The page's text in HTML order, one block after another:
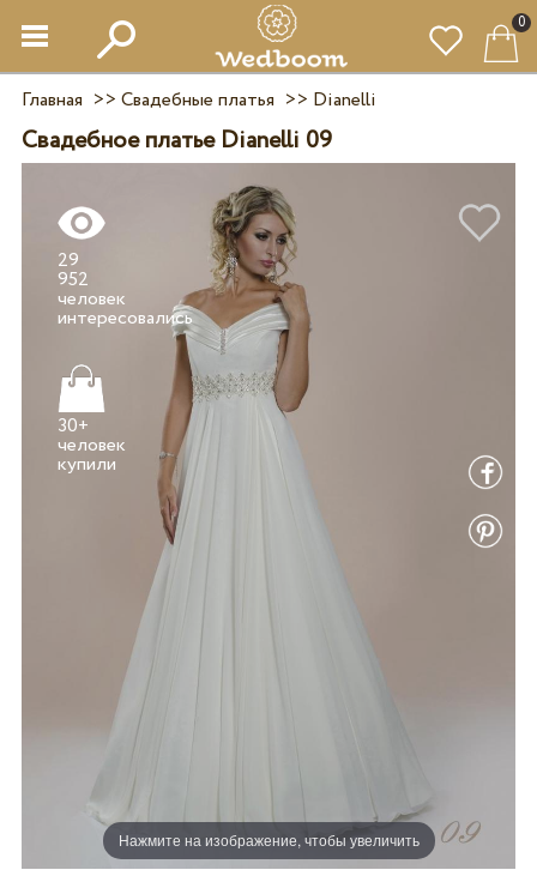
0
Главная >> Свадебные платья >> Dianelli
Свадебное платье Dianelli 09
Нажмите на изображение, чтобы увеличить
29
952
человек
интересовались
30+
человек